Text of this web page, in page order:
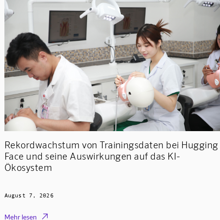
Rekordwachstum von Trainingsdaten bei Hugging
Face und seine Auswirkungen auf das KI-
Ökosystem
August 7, 2026
Mehr lesen 